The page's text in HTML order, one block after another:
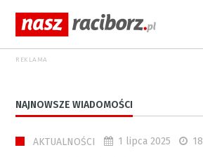
REKLAMA
NAJNOWSZE WIADOMOŚCI
AKTUALNOŚCI 1 lipca 2025